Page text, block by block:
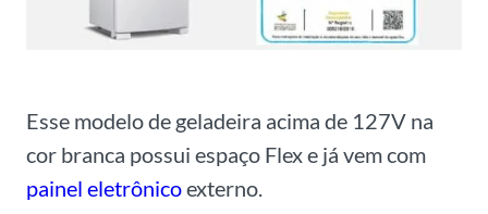
Esse modelo de geladeira acima de 127V na
cor branca possui espaço Flex e já vem com
painel eletrônicoexterno.